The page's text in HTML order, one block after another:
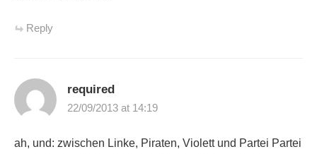
Reply
required
22/09/2013 at 14:19
ah, und: zwischen Linke, Piraten, Violett und Partei Partei